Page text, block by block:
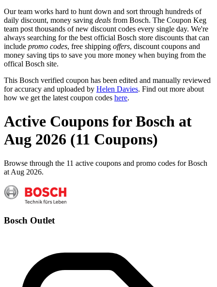
Our team works hard to hunt down and sort through hundreds of
daily discount, money saving deals from Bosch. The Coupon Keg
team post thousands of new discount codes every single day. We're
always searching for the best official Bosch store discounts that can
include promo codes, free shipping offers, discount coupons and
money saving tips to save you more money when buying from the
offical Bosch site.
This Bosch verified coupon has been edited and manually reviewed
for accuracy and uploaded by Helen Davies. Find out more about
how we get the latest coupon codes here.
Active Coupons for Bosch at
Aug 2026 (11 Coupons)
Browse through the 11 active coupons and promo codes for Bosch
at Aug 2026.
Bosch Outlet